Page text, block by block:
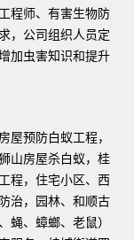
程师、有害生物防
，公司组织人员定
加虫害知识和提升
屋预防白蚁工程，
山房屋杀白蚁，桂
程，住宅小区、西
治，园林、和顺古
蝇、蟑螂、老鼠）